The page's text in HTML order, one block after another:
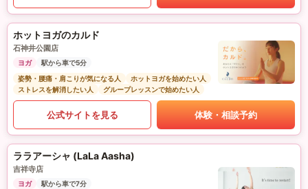
ホットヨガのカルド
石神井公園店
ヨガ
駅から車で5分
姿勢・腰痛・肩こりが気になる人
ホットヨガを始めたい人
ストレスを解消したい人
グループレッスンで始めたい人
公式サイトを見る 体験・相談予約
ララアーシャ (LaLa Aasha)
吉祥寺店
ヨガ
駅から車で7分